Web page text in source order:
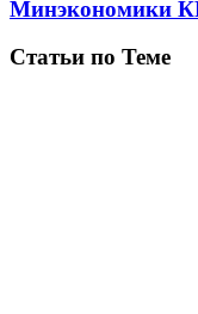
Минэкономики
Статьи по Теме